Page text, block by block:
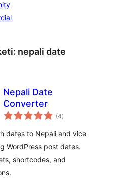
nepali date
Nepali Date
Converter
(4toplam
puan
)
dates to Nepali and vice
WordPress post dates.
shortcodes, and